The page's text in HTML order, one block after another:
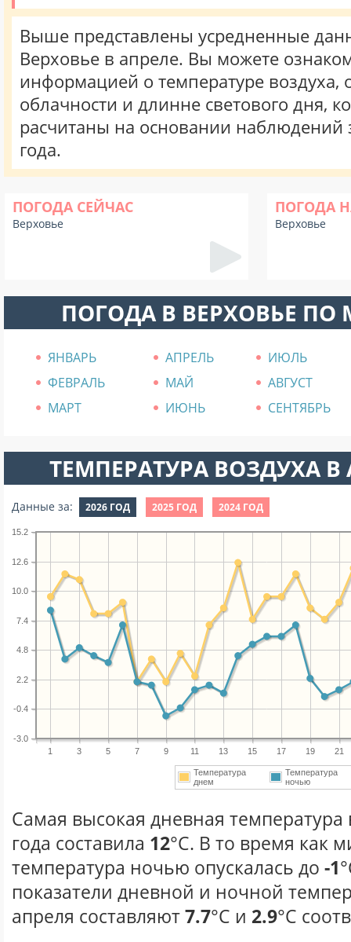
Выше представлены усредненные
Верховье в апреле. Вы можете
информацией о температуре воздуха,
облачности и длинне светового дня,
расчитаны на основании наблюдений
года.
ПОГОДА СЕЙЧАС
Верховье
ПОГОДА
Верховье
ПОГОДА В ВЕРХОВЬЕ ПО
ЯНВАРЬ АПРЕЛЬ
ИЮЛЬ
ФЕВРАЛЬ
МАЙ
АВГУСТ
МАРТ
ИЮНЬ СЕНТЯБРЬ
ТЕМПЕРАТУРА ВОЗДУХА В
Данные за: 2026 ГОД 2025 ГОД 2024 ГОД
1 3 5 7 9 11 13 15 17 19 21
-3.0
-0.4
2.2
4.8
7.4
10.0
12.6
15.2
Температура
днем
Температура
ночью
Самая высокая дневная температура
года составила 12°С. В то время как
температура ночью опускалась до -1
показатели дневной и ночной
апреля составляют7.7°С и 2.9°С